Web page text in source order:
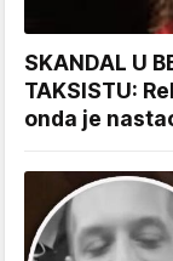
SKANDAL U
TAKSISTU:
onda je